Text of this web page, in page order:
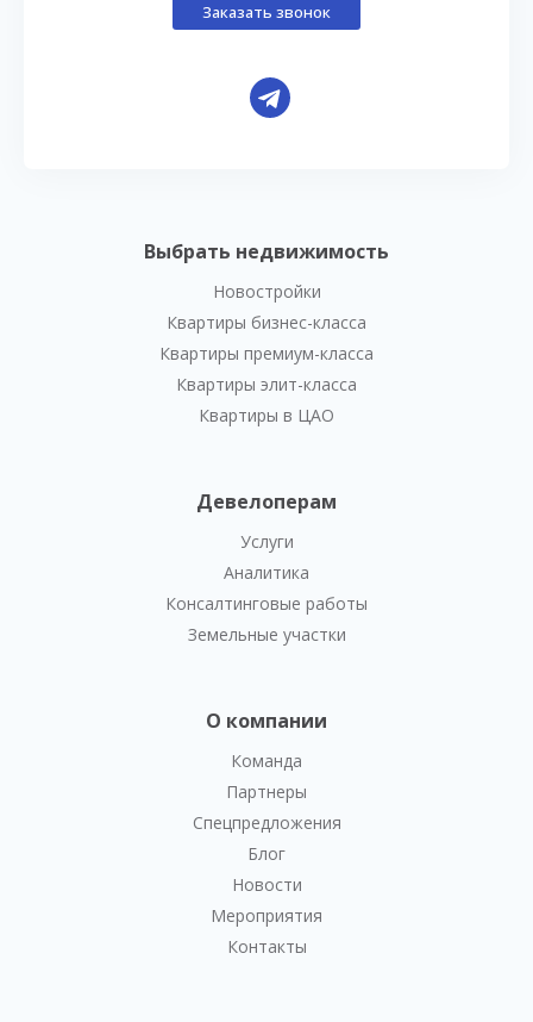
Выбрать недвижимость
Новостройки
Квартиры бизнес-класса
Квартиры премиум-класса
Квартиры элит-класса
Квартиры в ЦАО
Девелоперам
Услуги
Аналитика
Консалтинговые работы
Земельные участки
О компании
Команда
Партнеры
Спецпредложения
Блог
Новости
Мероприятия
Контакты
Заказать звонок